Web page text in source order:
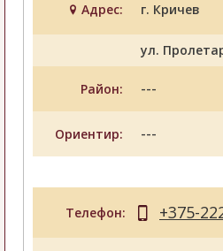
Адрес: г. Кричев
ул.
Район: ---
Ориентир: ---
Телефон: +375-